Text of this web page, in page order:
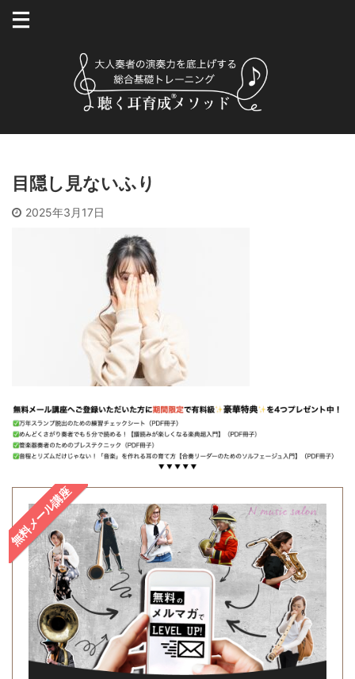
目隠し見ないふり
2025年3月17日
無料メール講座